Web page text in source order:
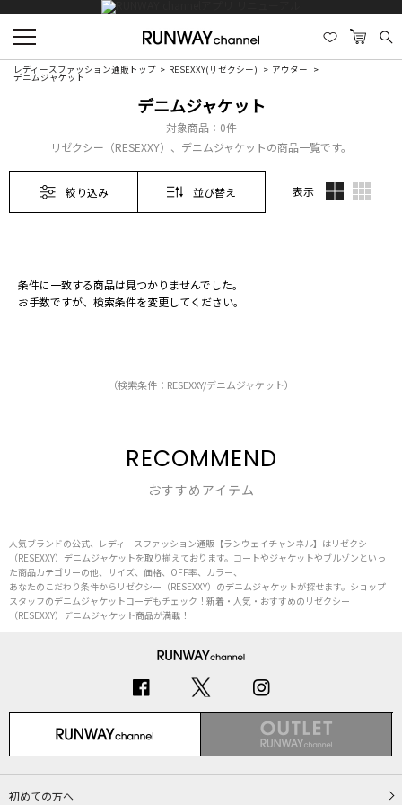
レディースファッション通販トップ RESEXXY(リゼクシー) アウター
デニムジャケット
デニムジャケット
対象商品： 0件
リゼクシー（RESEXXY）、デニムジャケットの商品一覧です。
絞り込み 並び替え 表示
条件に一致する商品は見つかりませんでした。
お手数ですが、検索条件を変更してください。
（検索条件：RESEXXY/デニムジャケット）
RECOMMEND
おすすめアイテム
人気ブランドの公式、レディースファッション通販【ランウェイチャンネル】はリゼクシー
（RESEXXY）デニムジャケットを取り揃えております。コートやジャケットやブルゾンといっ
た商品カテゴリーの他、サイズ、価格、OFF率、カラー、
あなたのこだわり条件からリゼクシー（RESEXXY）のデニムジャケットが探せます。ショップ
スタッフのデニムジャケットコーデもチェック！新着・人気・おすすめのリゼクシー
（RESEXXY）デニムジャケット商品が満載！
初めての方へ